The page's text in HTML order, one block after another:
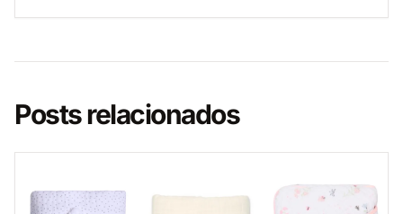
Posts relacionados